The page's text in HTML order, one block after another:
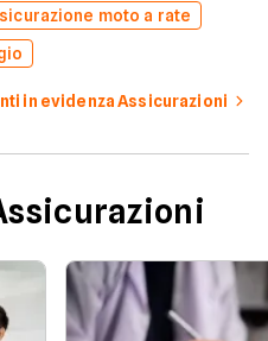
moto a rate
in evidenza Assicurazioni